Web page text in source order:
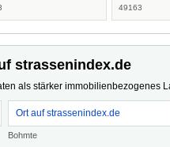
49163
strassenindex.de
als stärker immobilienbezogenes
Ort auf strassenindex.de
Bohmte